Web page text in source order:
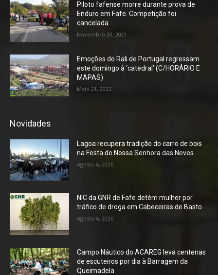
Piloto fafense morre durante prova de
Enduro em Fafe. Competição foi
cancelada.
Novembro 20, 2021
Emoções do Rali de Portugal regressam
este domingo à ‘catedral’ (C/HORÁRIO E
MAPAS)
Maio 21, 2022
Novidades
Lagoa recupera tradição do carro de bois
na Festa de Nossa Senhora das Neves
Agosto 6, 2026
NIC da GNR de Fafe detém mulher por
tráfico de droga em Cabeceiras de Basto
Agosto 6, 2026
Campo Náutico do ACAREG leva centenas
de escuteiros por dia à Barragem da
Queimadela